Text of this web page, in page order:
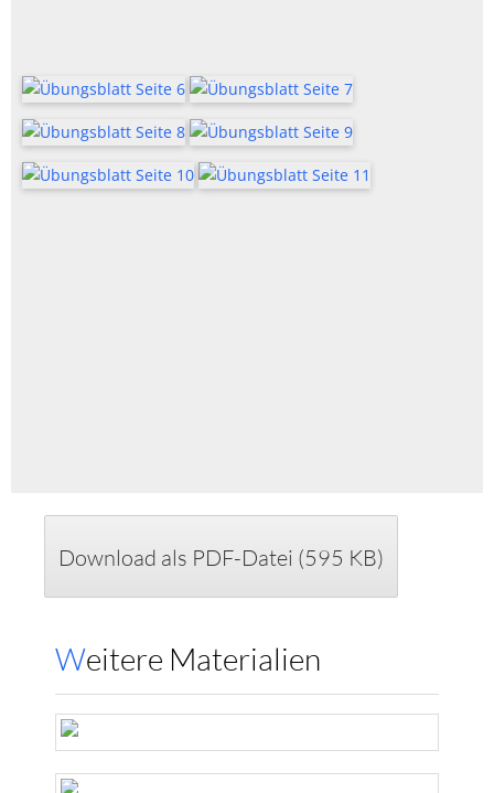
Download als PDF-Datei (595 KB)
Weitere Materialien